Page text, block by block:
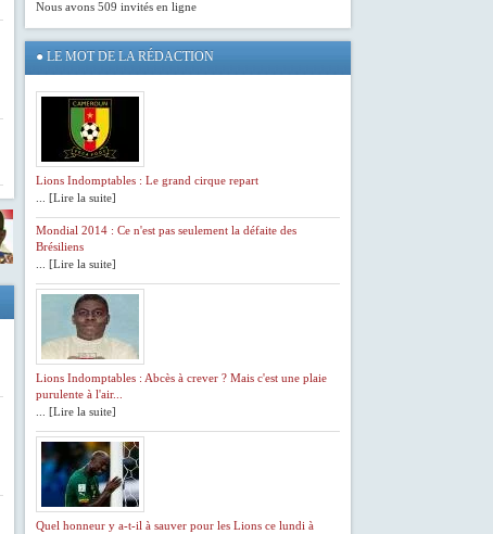
Nous avons 509 invités en ligne
● LE MOT DE LA RÉDACTION
Lions Indomptables : Le grand cirque repart
... [Lire la suite]
Mondial 2014 : Ce n'est pas seulement la défaite des
Brésiliens
... [Lire la suite]
Lions Indomptables : Abcès à crever ? Mais c'est une plaie
purulente à l'air...
... [Lire la suite]
Quel honneur y a-t-il à sauver pour les Lions ce lundi à